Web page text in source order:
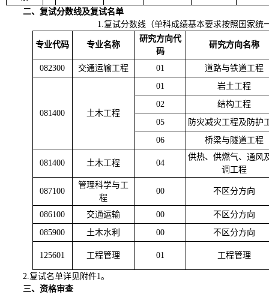
二、复试分数线及复试名单
1.复试分数线（单科成绩基本要求按照国家统一
专业代码 专业名称
研究方向代
码
研究方向名称
082300 交通运输工程 01 道路与铁道工程
081400 土木工程
01
岩土工程
02
结构工程
05
防灾减灾工程及防护
06
桥梁与隧道工程
081400 土木工程 04
供热、供燃气、通风
调工程
087100
管理科学与工
程
00 不区分方向
086100 交通运输 00
不区分方向
085900
土木水利 00 不区分方向
125601 工程管理 01 工程管理
2.复试名单详见附件1。
三、资格审查